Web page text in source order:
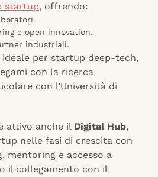
startup, offrendo:
e open innovation.
industriali.
ideale per startup deep-tech,
con la ricerca
con l’Università di
attivo anche il Digital Hub,
nelle fasi di crescita con
mentoring e accesso a
il collegamento con il